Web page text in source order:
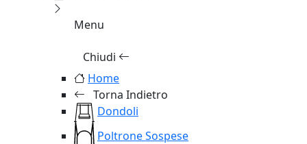
Menu
Chiudi
Home
Torna Indietro
Dondoli
Poltrone Sospese